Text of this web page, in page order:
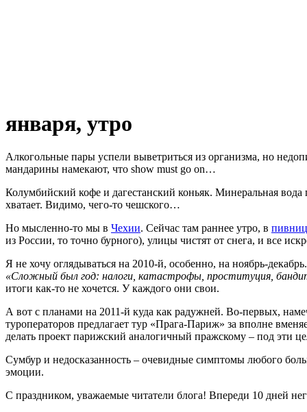
января, утро
Алкогольные пары успели выветриться из организма, но
мандарины намекают, что show must go on…
Колумбийский кофе и дагестанский коньяк. Минеральная
хватает. Видимо, чего-то чешского…
Но мысленно-то мы в Чехии. Сейчас там раннее утро, в
из России, то точно бурного), улицы чистят от снега, и все
Я не хочу оглядываться на 2010-й, особенно, на ноябрь-
«Сложный был год: налоги, катастрофы, проституция,
итоги как-то не хочется. У каждого они свои.
А вот с планами на 2011-й куда как радужней. Во-первых,
туроператоров предлагает тур «Прага-Париж» за вполне
делать проект парижский аналогичный пражскому – под эти
Сумбур и недосказанность – очевидные симптомы любого
эмоции.
С праздником, уважаемые читатели блога! Впереди 10 дней